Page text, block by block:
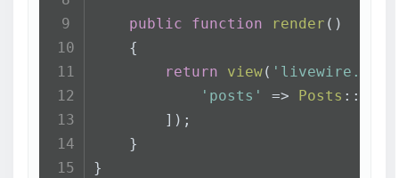
public function render ( )
    {
return
view(
'posts'
=> Posts ::
        ]);
    }
}